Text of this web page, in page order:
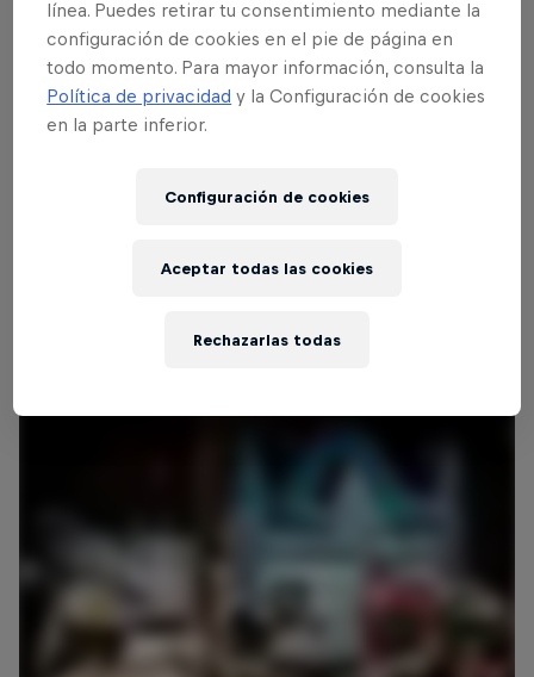
Campeonato Mundial de 2012, celebrado
aquí, la pista de este año promete ser una
de las más difíciles. Además, se han
implementado un buen número de
año en Saint Paul, que espera acoger a
Team USA, será una de esas que no
línea. Puedes retirar tu consentimiento mediante la
configuración de cookies en el pie de página en
todo momento. Para mayor información, consulta la
Política de privacidad y la Configuración de cookies
en la parte inferior.
Configuración de cookies
Rechazarlas todas
Aceptar todas las cookies